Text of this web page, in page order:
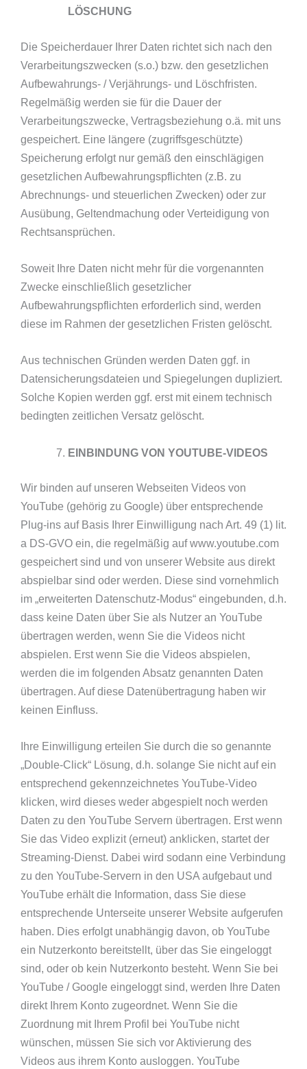
LÖSCHUNG
Die Speicherdauer Ihrer Daten richtet sich nach den
Verarbeitungszwecken (s.o.) bzw. den gesetzlichen
Aufbewahrungs- / Verjährungs- und Löschfristen.
Regelmäßig werden sie für die Dauer der
Verarbeitungszwecke, Vertragsbeziehung o.ä. mit uns
gespeichert. Eine längere (zugriffsgeschützte)
Speicherung erfolgt nur gemäß den einschlägigen
gesetzlichen Aufbewahrungspflichten (z.B. zu
Abrechnungs- und steuerlichen Zwecken) oder zur
Ausübung, Geltendmachung oder Verteidigung von
Rechtsansprüchen.
Soweit Ihre Daten nicht mehr für die vorgenannten
Zwecke einschließlich gesetzlicher
Aufbewahrungspflichten erforderlich sind, werden
diese im Rahmen der gesetzlichen Fristen gelöscht.
Aus technischen Gründen werden Daten ggf. in
Datensicherungsdateien und Spiegelungen dupliziert.
Solche Kopien werden ggf. erst mit einem technisch
bedingten zeitlichen Versatz gelöscht.
EINBINDUNG VON YOUTUBE-VIDEOS
Wir binden auf unseren Webseiten Videos von
YouTube (gehörig zu Google) über entsprechende
Plug-ins auf Basis Ihrer Einwilligung nach Art. 49 (1) lit.
a DS-GVO ein, die regelmäßig auf www.youtube.com
gespeichert sind und von unserer Website aus direkt
abspielbar sind oder werden. Diese sind vornehmlich
im „erweiterten Datenschutz-Modus“ eingebunden, d.h.
dass keine Daten über Sie als Nutzer an YouTube
übertragen werden, wenn Sie die Videos nicht
abspielen. Erst wenn Sie die Videos abspielen,
werden die im folgenden Absatz genannten Daten
übertragen. Auf diese Datenübertragung haben wir
keinen Einfluss.
Ihre Einwilligung erteilen Sie durch die so genannte
„Double-Click“ Lösung, d.h. solange Sie nicht auf ein
entsprechend gekennzeichnetes YouTube-Video
klicken, wird dieses weder abgespielt noch werden
Daten zu den YouTube Servern übertragen. Erst wenn
Sie das Video explizit (erneut) anklicken, startet der
Streaming-Dienst. Dabei wird sodann eine Verbindung
zu den YouTube-Servern in den USA aufgebaut und
YouTube erhält die Information, dass Sie diese
entsprechende Unterseite unserer Website aufgerufen
haben. Dies erfolgt unabhängig davon, ob YouTube
ein Nutzerkonto bereitstellt, über das Sie eingeloggt
sind, oder ob kein Nutzerkonto besteht. Wenn Sie bei
YouTube / Google eingeloggt sind, werden Ihre Daten
direkt Ihrem Konto zugeordnet. Wenn Sie die
Zuordnung mit Ihrem Profil bei YouTube nicht
wünschen, müssen Sie sich vor Aktivierung des
Videos aus ihrem Konto ausloggen. YouTube